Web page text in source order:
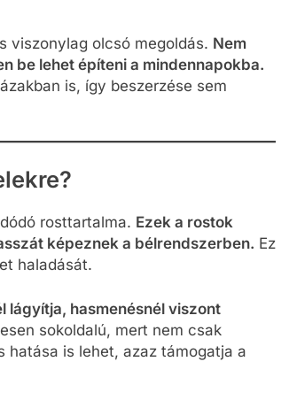
viszonylag olcsó megoldás. Nem
be lehet építeni a mindennapokba.
is, így beszerzése sem
rosttartalma. Ezek a rostok
képeznek a bélrendszerben. Ez
haladását.
lágyítja, hasmenésnél viszont
sokoldalú, mert nem csak
hatása is lehet, azaz támogatja a